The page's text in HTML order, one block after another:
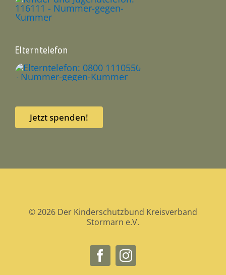
Elterntelefon
Jetzt spenden!
© 2026 Der Kinderschutzbund Kreisverband
Stormarn e.V.